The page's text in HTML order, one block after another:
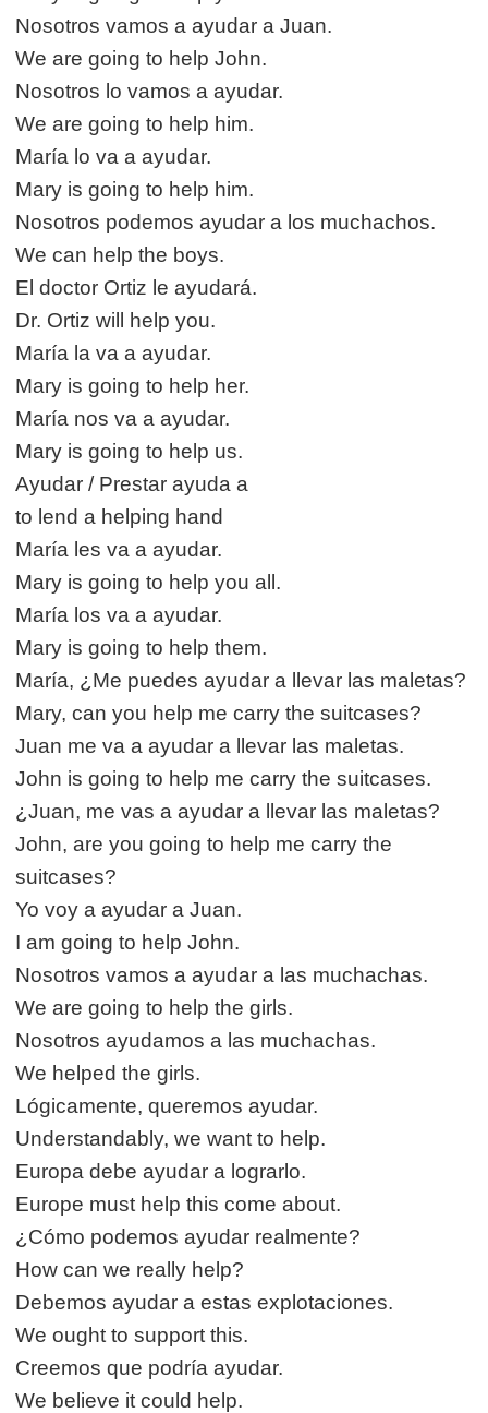
Nosotros vamos a ayudar a Juan.
We are going to help John.
Nosotros lo vamos a ayudar.
We are going to help him.
María lo va a ayudar.
Mary is going to help him.
Nosotros podemos ayudar a los muchachos.
We can help the boys.
El doctor Ortiz le ayudará.
Dr. Ortiz will help you.
María la va a ayudar.
Mary is going to help her.
María nos va a ayudar.
Mary is going to help us.
Ayudar / Prestar ayuda a
to lend a helping hand
María les va a ayudar.
Mary is going to help you all.
María los va a ayudar.
Mary is going to help them.
María, ¿Me puedes ayudar a llevar las maletas?
Mary, can you help me carry the suitcases?
Juan me va a ayudar a llevar las maletas.
John is going to help me carry the suitcases.
¿Juan, me vas a ayudar a llevar las maletas?
John, are you going to help me carry the
suitcases?
Yo voy a ayudar a Juan.
I am going to help John.
Nosotros vamos a ayudar a las muchachas.
We are going to help the girls.
Nosotros ayudamos a las muchachas.
We helped the girls.
Lógicamente, queremos ayudar.
Understandably, we want to help.
Europa debe ayudar a lograrlo.
Europe must help this come about.
¿Cómo podemos ayudar realmente?
How can we really help?
Debemos ayudar a estas explotaciones.
We ought to support this.
Creemos que podría ayudar.
We believe it could help.